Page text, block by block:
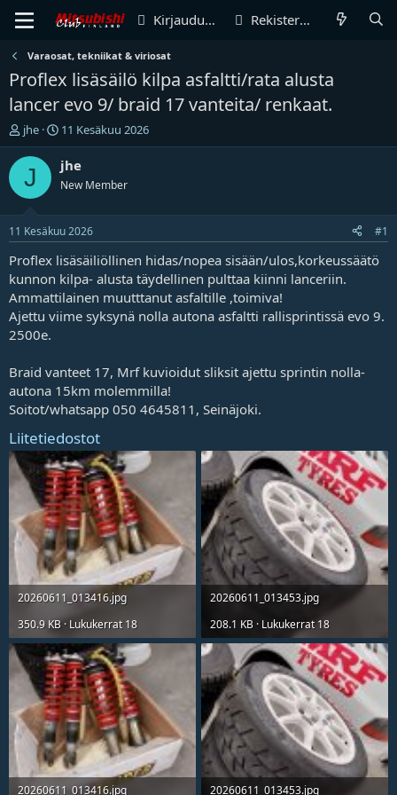
Kirjaudu sisään Rekisteröidy
Varaosat, tekniikat & viriosat
Proflex lisäsäilö kilpa asfaltti/rata alusta
lancer evo 9/ braid 17 vanteita/ renkaat.
V
i
e
k
e
t
u
n
a
l
i
t
t
a
j
a
jhe
A
l
o
i
t
p
ä
i
v
ä
m
r
ä
11 Kesäkuu 2026
J jhe
New Member
11 Kesäkuu 2026 #1
Proflex lisäsäiliöllinen hidas/nopea sisään/ulos,korkeussäätö
kunnon kilpa- alusta täydellinen pulttaa kiinni lanceriin.
Ammattilainen muutttanut asfaltille ,toimiva!
Ajettu viime syksynä nolla autona asfaltti rallisprintissä evo 9.
2500e.
Braid vanteet 17, Mrf kuvioidut sliksit ajettu sprintin nolla-
autona 15km molemmilla!
Soitot/whatsapp 050 4645811, Seinäjoki.
Liitetiedostot
20260611_013416.jpg
350.9 KB · Lukukerrat 18
20260611_013453.jpg
208.1 KB · Lukukerrat 18
20260611_013416.jpg 20260611_013453.jpg